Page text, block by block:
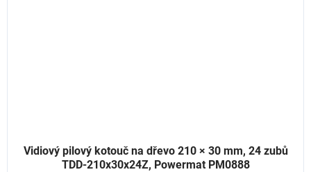
Vidiový pilový kotouč na dřevo 210 × 30 mm, 24 zubů
TDD-210x30x24Z, Powermat PM0888